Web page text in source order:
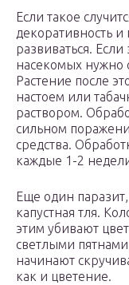
Если такое
декоративность и
развиваться.
насекомых нужно
Растение после
настоем или
раствором.
сильном
средства.
каждые 1-2
Еще один
капустная тля.
этим убивают
светлыми
начинают
как и цветение.